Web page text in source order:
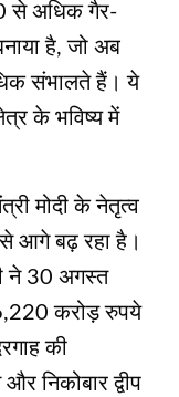
से अधिक गैर-
है, जो अब
संभालते हैं। ये
के भविष्य में
मोदी के नेतृत्व
से आगे बढ़ रहा है।
ने 30 अगस्त
करोड़ रुपये
की
निकोबार द्वीप